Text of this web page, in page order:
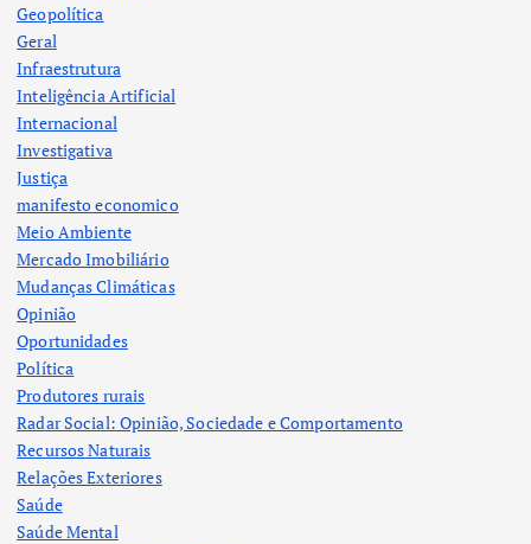
Geopolítica
Geral
Infraestrutura
Inteligência Artificial
Internacional
Investigativa
Justiça
manifesto economico
Meio Ambiente
Mercado Imobiliário
Mudanças Climáticas
Opinião
Oportunidades
Política
Produtores rurais
Radar Social: Opinião, Sociedade e Comportamento
Recursos Naturais
Relações Exteriores
Saúde
Saúde Mental